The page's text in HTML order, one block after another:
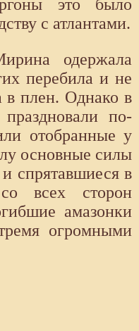
это было
с атлантами.
одержала
перебила и не
в плен. Однако в
по­
отобранные у
основ­ные силы
спрятавшиеся в
всех сторон
амазонки
огромными